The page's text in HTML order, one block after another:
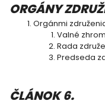
ORGÁNY
Orgánmi
Valné
Rada
Predseda
ČLÁNOK 6.